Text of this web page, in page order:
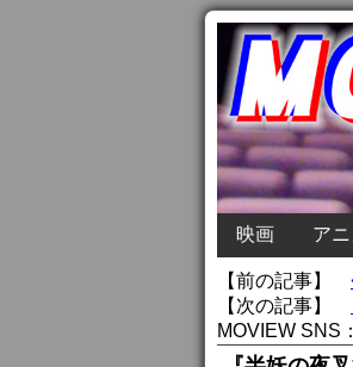
映画 アニ
【前の記事】
【次の記事】
MOVIEW SNS：